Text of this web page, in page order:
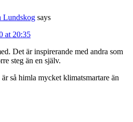
Lundskog says
at 20:35
Det är inspirerande med andra som
steg än en själv.
så himla mycket klimatsmartare än